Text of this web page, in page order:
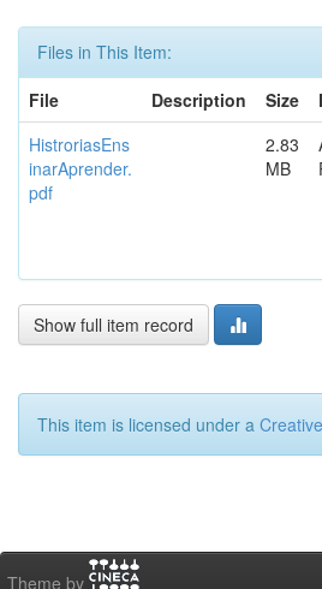
Files in This Item:
File
Description Size
HistroriasEns
inarAprender.
pdf
2.83
MB
Show full item record
This item is licensed under a
Theme by